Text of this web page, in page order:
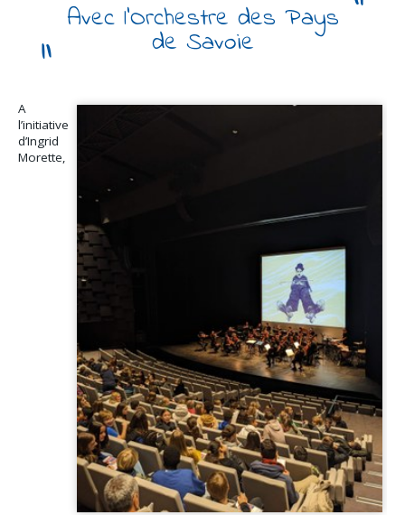
Avec l’Orchestre des Pays
de Savoie
A
l’initiative
d’Ingrid
Morette,